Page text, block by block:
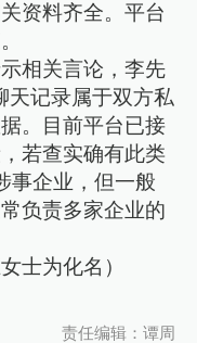
资料齐全。平台
相关言论，李先
天记录属于双方私
。目前平台已接
若查实确有此类
事企业，但一般
负责多家企业的
士为化名）
责任编辑：谭周